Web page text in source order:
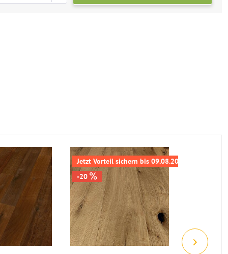
Jetzt Vorteil sichern bis 09.08.2026
-20